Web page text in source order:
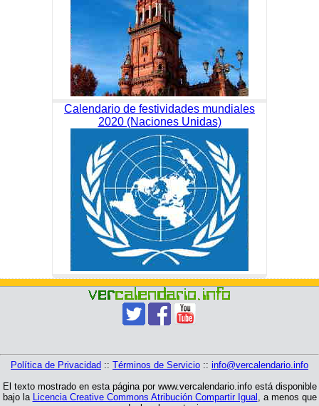
Calendario de festividades mundiales
2020 (Naciones Unidas)
Política de Privacidad :: Términos de Servicio :: info@vercalendario.info
El texto mostrado en esta página por www.vercalendario.info está disponible
bajo la Licencia Creative Commons Atribución Compartir Igual , a menos que